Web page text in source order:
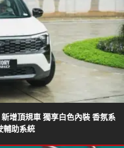
增頂規車 獨享白色內裝 香氛系
輔助系統